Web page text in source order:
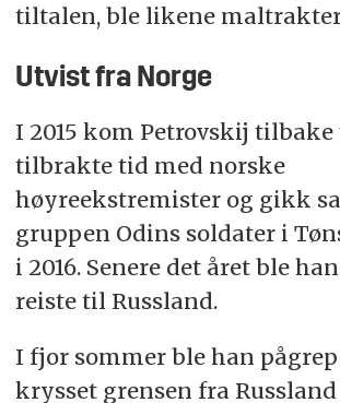
tiltalen, ble likene
Utvist fra Norge
I 2015 kom Petrovskij tilbake
tilbrakte tid med norske
høyreekstremister og gikk
gruppen Odins soldater i
i 2016. Senere det året ble
reiste til Russland.
I fjor sommer ble han
krysset grensen fra